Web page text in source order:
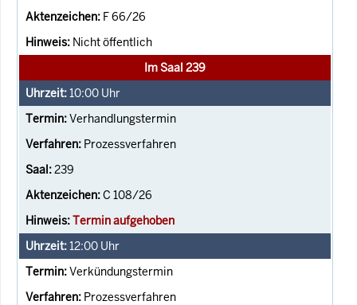
F 66/26
Nicht öffentlich
Im Saal 239
10:00 Uhr
Verhandlungstermin
Prozessverfahren
239
C 108/26
Termin aufgehoben
12:00 Uhr
Verkündungstermin
Prozessverfahren